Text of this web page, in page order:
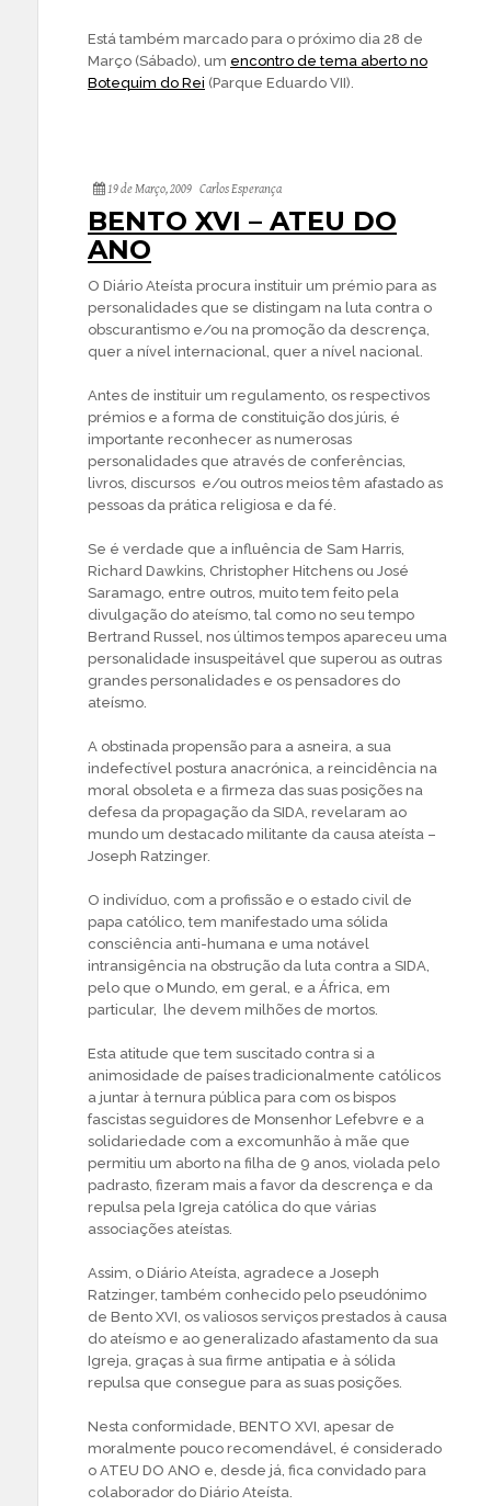
Está também marcado para o próximo dia 28 de
Março (Sábado), um encontro de tema aberto no
Botequim do Rei (Parque Eduardo VII).
19 de Março, 2009 Carlos Esperança
BENTO XVI – ATEU DO
ANO
O Diário Ateísta procura instituir um prémio para as
personalidades que se distingam na luta contra o
obscurantismo e/ou na promoção da descrença,
quer a nível internacional, quer a nível nacional.
Antes de instituir um regulamento, os respectivos
prémios e a forma de constituição dos júris, é
importante reconhecer as numerosas
personalidades que através de conferências,
livros, discursos e/ou outros meios têm afastado as
pessoas da prática religiosa e da fé.
Se é verdade que a influência de Sam Harris,
Richard Dawkins, Christopher Hitchens ou José
Saramago, entre outros, muito tem feito pela
divulgação do ateísmo, tal como no seu tempo
Bertrand Russel, nos últimos tempos apareceu uma
personalidade insuspeitável que superou as outras
grandes personalidades e os pensadores do
ateísmo.
A obstinada propensão para a asneira, a sua
indefectível postura anacrónica, a reincidência na
moral obsoleta e a firmeza das suas posições na
defesa da propagação da SIDA, revelaram ao
mundo um destacado militante da causa ateísta –
Joseph Ratzinger.
O indivíduo, com a profissão e o estado civil de
papa católico, tem manifestado uma sólida
consciência anti-humana e uma notável
intransigência na obstrução da luta contra a SIDA,
pelo que o Mundo, em geral, e a África, em
particular, lhe devem milhões de mortos.
Esta atitude que tem suscitado contra si a
animosidade de países tradicionalmente católicos
a juntar à ternura pública para com os bispos
fascistas seguidores de Monsenhor Lefebvre e a
solidariedade com a excomunhão à mãe que
permitiu um aborto na filha de 9 anos, violada pelo
padrasto, fizeram mais a favor da descrença e da
repulsa pela Igreja católica do que várias
associações ateístas.
Assim, o Diário Ateísta, agradece a Joseph
Ratzinger, também conhecido pelo pseudónimo
de Bento XVI, os valiosos serviços prestados à causa
do ateísmo e ao generalizado afastamento da sua
Igreja, graças à sua firme antipatia e à sólida
repulsa que consegue para as suas posições.
Nesta conformidade, BENTO XVI, apesar de
moralmente pouco recomendável, é considerado
o ATEU DO ANO e, desde já, fica convidado para
colaborador do Diário Ateísta.